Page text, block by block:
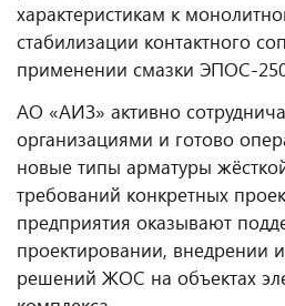
характеристикам к
стабилизации контактного
применении смазки ЭПОС-
АО «АИЗ» активно
организациями и готово
новые типы арматуры
требований конкретных
предприятия оказывают
проектировании, внедрении
решений ЖОС на объектах